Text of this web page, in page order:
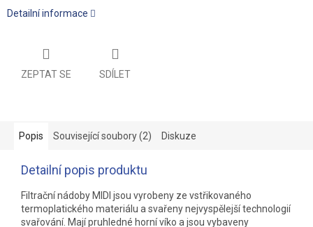
Detailní informace
ZEPTAT SE SDÍLET
Popis Související soubory (2) Diskuze
Detailní popis produktu
Filtrační nádoby MIDI jsou vyrobeny ze vstřikovaného
termoplatického materiálu a svařeny nejvyspělejší technologií
svařování. Mají pruhledné horní víko a jsou vybaveny